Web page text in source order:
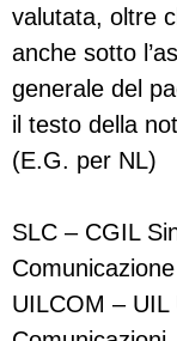
valutata, oltre
anche sotto
generale del
il testo della
(E.G. per NL)
SLC – CGIL
Comunicazione
UILCOM – UIL